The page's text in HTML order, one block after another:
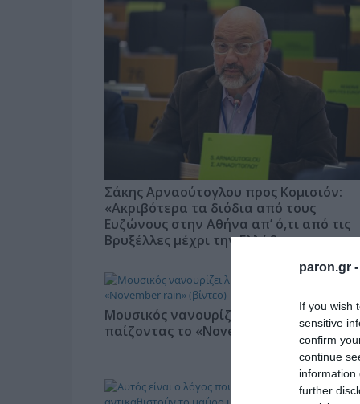
paron.gr -
If you wish
sensitive
confirm
continue
information
further
Σάκης Αρναούτογλου προς Κομισιόν:
«Ακριβότερα τα διόδια από τους
Ευζώνους στην Αθήνα απ’ ό,τι από τις
Βρυξέλλες μέχρι την Ελλάδα»
Μουσικός νανουρίζει λιοντάρια
παίζοντας το «November rain» (βίντεο)